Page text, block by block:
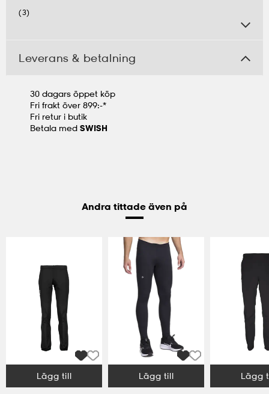
(3)
Leverans & betalning
30 dagars öppet köp
Fri frakt över 899:-*
Fri retur i butik
Betala med SWISH
Andra tittade även på
Välj storlek
Lägg till Välj storlek
Lägg till Välj storlek
Lägg